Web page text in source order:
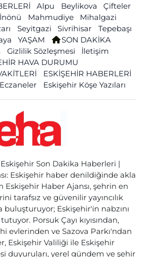
Alpu Beylikova
Çifteler
İnönü Mahmudiye
Mihalgazi
Seyitgazi Sivrihisar
Tepebaşı
YAŞAM
SON DAKİKA
Gizlilik Sözleşmesi
İletişim
HAVA DURUMU
ESKİŞEHİR HABERLERİ
Eskişehir Köşe Yazıları
Son Dakika Haberleri |
Eskişehir haber denildiğinde akla
Eskişehir Haber Ajansı, şehrin en
tarafsız ve güvenilir yayıncılık
buluşturuyor; Eskişehir'in nabzını
Porsuk Çayı kıyısından,
evlerinden ve Sazova Parkı'ndan
Eskişehir Valiliği ile Eskişehir
duyuruları, yerel gündem ve şehir